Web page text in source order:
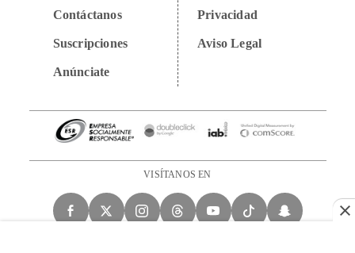
Contáctanos
Suscripciones
Anúnciate
Privacidad
Aviso Legal
VISÍTANOS EN